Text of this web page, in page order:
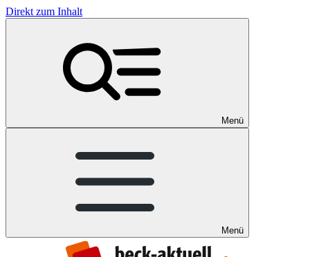
Direkt zum Inhalt
Menü
Menü